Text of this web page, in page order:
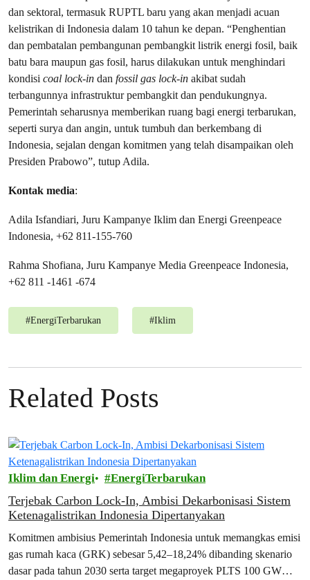
dan sektoral, termasuk RUPTL baru yang akan menjadi acuan
kelistrikan di Indonesia dalam 10 tahun ke depan. “Penghentian
dan pembatalan pembangunan pembangkit listrik energi fosil, baik
batu bara maupun gas fosil, harus dilakukan untuk menghindari
kondisi coal lock-in dan fossil gas lock-in akibat sudah
terbangunnya infrastruktur pembangkit dan pendukungnya.
Pemerintah seharusnya memberikan ruang bagi energi terbarukan,
seperti surya dan angin, untuk tumbuh dan berkembang di
Indonesia, sejalan dengan komitmen yang telah disampaikan oleh
Presiden Prabowo”, tutup Adila.
Kontak media:
Adila Isfandiari, Juru Kampanye Iklim dan Energi Greenpeace
Indonesia, +62 811-155-760
Rahma Shofiana, Juru Kampanye Media Greenpeace Indonesia,
+62 811 -1461 -674
#EnergiTerbarukan #Iklim
Related Posts
Iklim dan Energi EnergiTerbarukan
Terjebak Carbon Lock-In, Ambisi Dekarbonisasi Sistem
Ketenagalistrikan Indonesia Dipertanyakan
Komitmen ambisius Pemerintah Indonesia untuk memangkas emisi
gas rumah kaca (GRK) sebesar 5,42–18,24% dibanding skenario
dasar pada tahun 2030 serta target megaproyek PLTS 100 GW